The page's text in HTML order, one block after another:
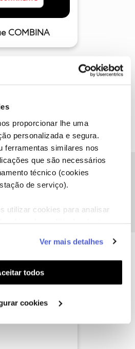
proporcionar lhe uma
personalizada e segura.
ferramentas similares nos
que são necessários
técnico (cookies
de serviço).
utilizar cookies para analisar
de personalização e
anúncios aos seus interesses
personalizada). Pode gerir a
em "Configurar
Ver mais detalhes
todos
cookies
COMBINA
de julho
de julho